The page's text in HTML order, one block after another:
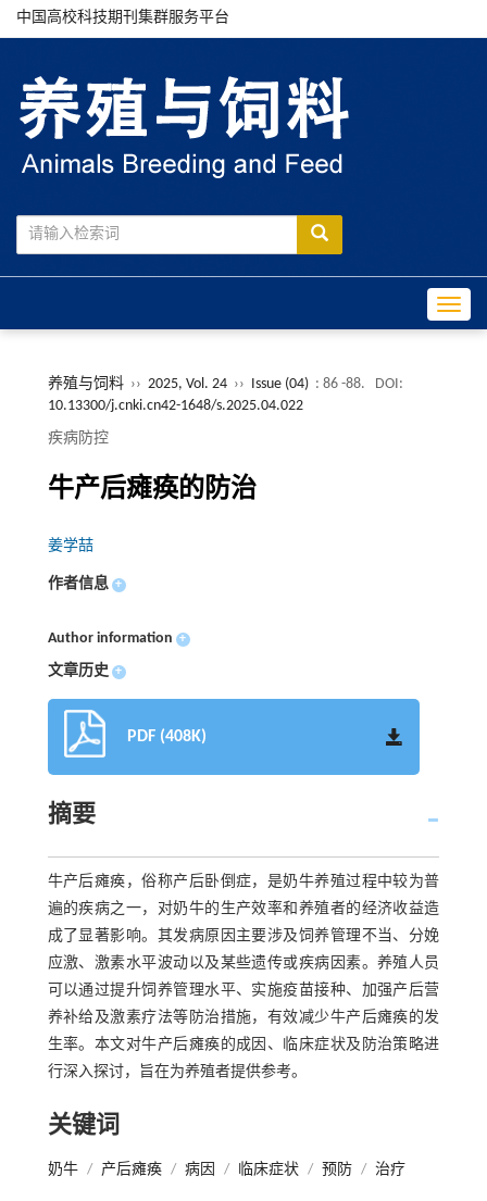
中国高校科技期刊集群服务平台
养殖与饲料 ›› 2025, Vol. 24 ›› Issue (04) : 86 -88.
DOI:
10.13300/j.cnki.cn42-1648/s.2025.04.022
疾病防控
牛产后瘫痪的防治
姜学喆
作者信息 +
Author information +
文章历史 +
PDF (408K)
摘要
牛产后瘫痪，俗称产后卧倒症，是奶牛养殖过程中较为普
遍的疾病之一，对奶牛的生产效率和养殖者的经济收益造
成了显著影响。其发病原因主要涉及饲养管理不当、分娩
应激、激素水平波动以及某些遗传或疾病因素。养殖人员
可以通过提升饲养管理水平、实施疫苗接种、加强产后营
养补给及激素疗法等防治措施，有效减少牛产后瘫痪的发
生率。本文对牛产后瘫痪的成因、临床症状及防治策略进
行深入探讨，旨在为养殖者提供参考。
关键词
奶牛 / 产后瘫痪 / 病因 / 临床症状 / 预防 / 治疗